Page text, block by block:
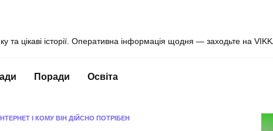
та цікаві історії. Оперативна інформація щодня — заходьте на
Поради Освіта
І КОМУ ВІН ДІЙСНО ПОТРІБЕН